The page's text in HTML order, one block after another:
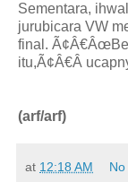
Sementara,
jurubicara VW
final.
itu,Ã¢Â€Â
(arf/arf)
at 12:18 AM